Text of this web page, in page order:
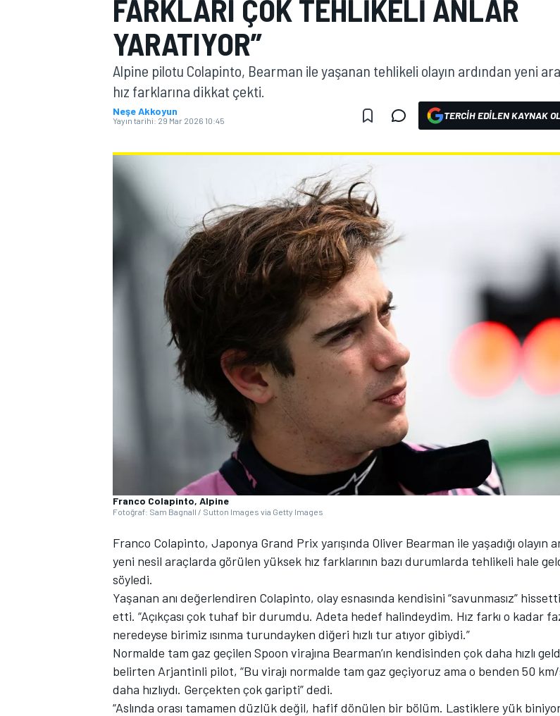
MOTOGP
WORLD SUPERBIKE
TÜRK SPORCULAR
FARKLARI ÇOK TEHLIKELI ANLAR
YARATIYOR”
Alpine pilotu Colapinto, Bearman ile yaşanan tehlikeli olayın ardından yeni
hız farklarına dikkat çekti.
Neşe Akkoyun
Yayın tarihi: 29 Mar 2026 10:45 TERCIH EDILEN KAYNAK
Franco Colapinto, Alpine
Fotoğraf: Sam Bagnall / Sutton Images via Getty Images
Franco Colapinto, Japonya Grand Prix yarışında Oliver Bearman ile yaşadığı olayın
yeni nesil araçlarda görülen yüksek hız farklarının bazı durumlarda tehlikeli hale
söyledi.
Yaşanan anı değerlendiren Colapinto, olay esnasında kendisini “savunmasız”
etti. “Açıkçası çok tuhaf bir durumdu. Adeta hedef halindeydim. Hız farkı o kadar
neredeyse birimiz ısınma turundayken diğeri hızlı tur atıyor gibiydi.”
Normalde tam gaz geçilen Spoon virajına Bearman’ın kendisinden çok daha hızlı
belirten Arjantinli pilot, “Bu virajı normalde tam gaz geçiyoruz ama o benden 50 km/
daha hızlıydı. Gerçekten çok garipti” dedi.
“Aslında orası tamamen düzlük değil, hafif dönülen bir bölüm. Lastiklere yük